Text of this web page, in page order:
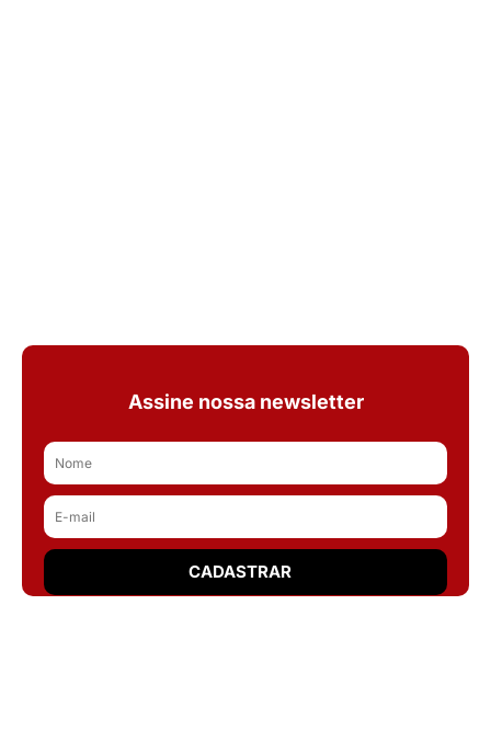
Assine nossa newsletter